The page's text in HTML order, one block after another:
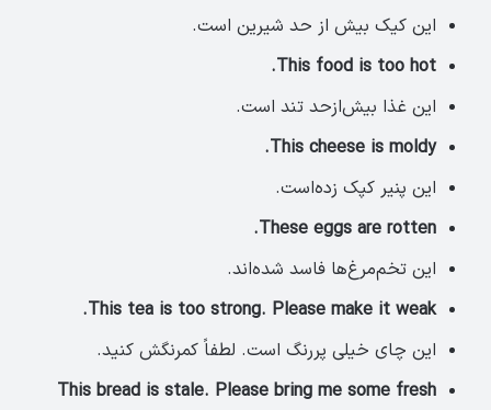
این کیک بیش از حد شیرین است.
This food is too hot.
این غذا بیش‌از‌حد تند است.
This cheese is moldy.
این پنیر کپک زده‌است.
These eggs are rotten.
این تخم‌مرغ‌ها فاسد شده‌اند.
This tea is too strong. Please make it weak.
این چای خیلی پررنگ است. لطفاً کمرنگش کنید.
This bread is stale. Please bring me some fresh